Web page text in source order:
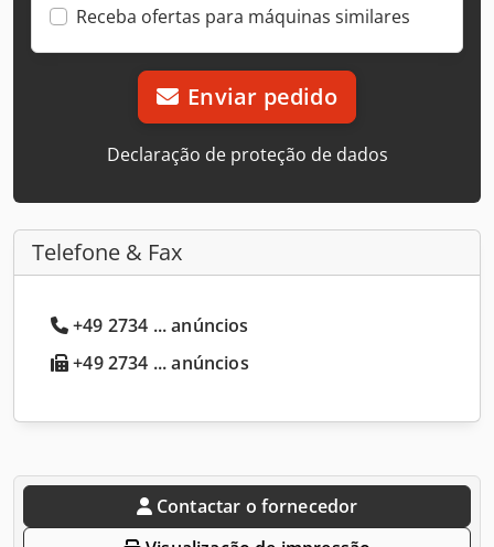
Receba ofertas para máquinas similares
Enviar pedido
Declaração de proteção de dados
Telefone & Fax
+49 2734 ... anúncios
+49 2734 ... anúncios
Contactar o fornecedor